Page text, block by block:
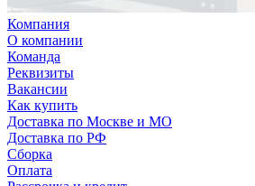
Компания
О компании
Команда
Реквизиты
Вакансии
Как купить
Доставка по Москве и МО
Доставка по РФ
Сборка
Оплата